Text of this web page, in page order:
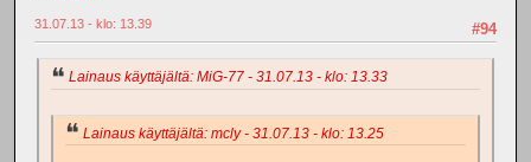
#94
31.07.13 - klo: 13.39
Lainaus käyttäjältä: MiG-77 - 31.07.13 - klo: 13.33
Lainaus käyttäjältä: mcly - 31.07.13 - klo: 13.25